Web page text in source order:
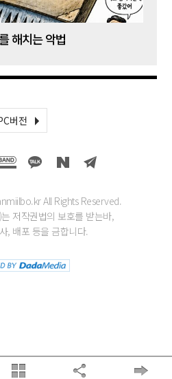
해치는 악법
버전
All Rights Reserved.
저작권법의 보호를 받는바,
, 배포 등을 금합니다.